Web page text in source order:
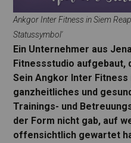
Ankgor Inter Fitness in Siem
Statussymbol'
Ein Unternehmer aus
Fitnessstudio aufgebaut,
Sein Angkor Inter
ganzheitliches und
Trainings- und
der Form nicht gab, auf
offensichtlich gewartet